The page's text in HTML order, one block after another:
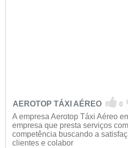
AEROTOP TÁXI AÉREO 0
A empresa Aerotop Táxi Aéreo
empresa que presta serviços
competência buscando a
clientes e colabor